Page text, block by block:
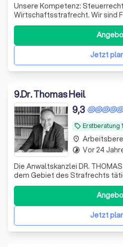
Unsere Kompetenz:
Wirtschaftsstrafrecht. Wir sind
Steuerrecht und Strafrecht und
Schnittstelle zwischen
Jetzt
9.Dr. Thomas Heil
local_offer Erstberatung
9,3
Die Anwaltskanzlei DR.
dem Gebiet des Strafrechts
Frankfurt am Main. Unser
Bereiche des Straf- und
einschließlich des Wirtschafts-
Unsere Kanzlei bietet eine quali
Jetzt
place
timelapse Vor 24